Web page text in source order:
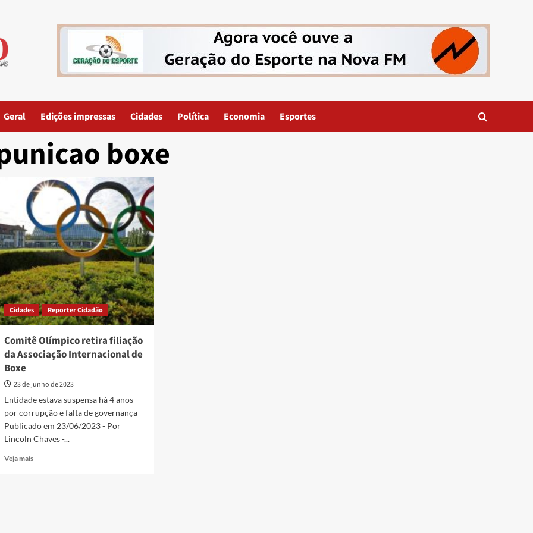
Geral Edições impressas Cidades Política Economia Esportes
boxe
Cidades Reporter Cidadão
Comitê Olímpico retira filiação
da Associação Internacional de
Boxe
23 de junho de 2023
Entidade estava suspensa há 4 anos
por corrupção e falta de governança
Publicado em 23/06/2023 - Por
Lincoln Chaves -...
Veja maisRead